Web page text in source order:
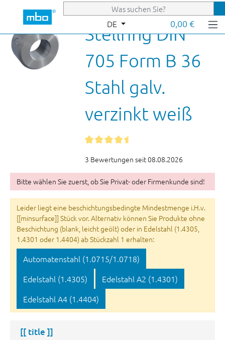
Zum Hauptinhalt springen
DE 0,00 €
Stellring DIN
705 Form B 36
Stahl galv.
verzinkt weiß
3 Bewertungen seit 08.08.2026
Bitte wählen Sie zuerst, ob Sie Privat- oder Firmenkunde sind!
Leider liegt eine beschichtungsbedingte Mindestmenge i.H.v.
[[minsurface]] Stück vor. Alternativ können Sie Produkte ohne
Beschichtung (blank, leicht geölt) oder in Edelstahl (1.4305,
1.4301 oder 1.4404) ab Stückzahl 1 erhalten:
Automatenstahl (1.0715/1.0718)
Edelstahl (1.4305)
Edelstahl A2 (1.4301)
Edelstahl A4 (1.4404)
[[ title ]]